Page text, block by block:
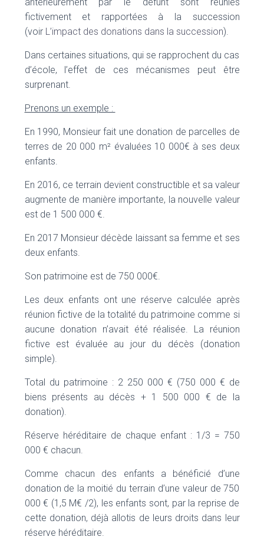
fictivement et rapportées à la succession
(voir L’impact des donations dans la succession).
Dans certaines situations, qui se rapprochent du cas
d’école, l’effet de ces mécanismes peut être
surprenant.
Prenons un exemple :
En 1990, Monsieur fait une donation de parcelles de
terres de 20 000 m² évaluées 10 000€ à ses deux
enfants.
En 2016, ce terrain devient constructible et sa valeur
augmente de manière importante, la nouvelle valeur
est de 1 500 000 €.
En 2017 Monsieur décède laissant sa femme et ses
deux enfants.
Son patrimoine est de 750 000€.
Les deux enfants ont une réserve calculée après
réunion fictive de la totalité du patrimoine comme si
aucune donation n’avait été réalisée. La réunion
fictive est évaluée au jour du décès (donation
simple).
Total du patrimoine : 2 250 000 € (750 000 € de
biens présents au décès + 1 500 000 € de la
donation).
Réserve héréditaire de chaque enfant : 1/3 = 750
000 € chacun.
Comme chacun des enfants a bénéficié d’une
donation de la moitié du terrain d’une valeur de 750
000 € (1,5 M€ /2), les enfants sont, par la reprise de
cette donation, déjà allotis de leurs droits dans leur
réserve héréditaire.